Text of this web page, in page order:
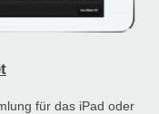
für das iPad oder